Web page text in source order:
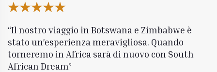
Il nostro viaggio in Botswana e Zimbabwe è
stato un'esperienza meravigliosa. Quando
torneremo in Africa sarà di nuovo con South
African Dream